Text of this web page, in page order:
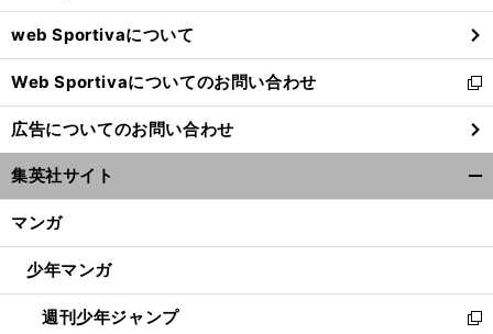
ウ
で
開
く
web Sportivaについて
Web Sportivaについてのお問い合わせ
新
し
い
ウ
ィ
ン
ウ
開
く
広告についてのお問い合わせ
集英社サイト
マンガ
少年マンガ
週刊少年ジャンプ
新